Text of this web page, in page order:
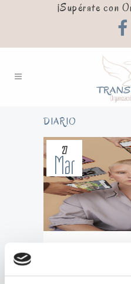
¡Supérate con
DIARIO
27
Mar
CUANDO LO